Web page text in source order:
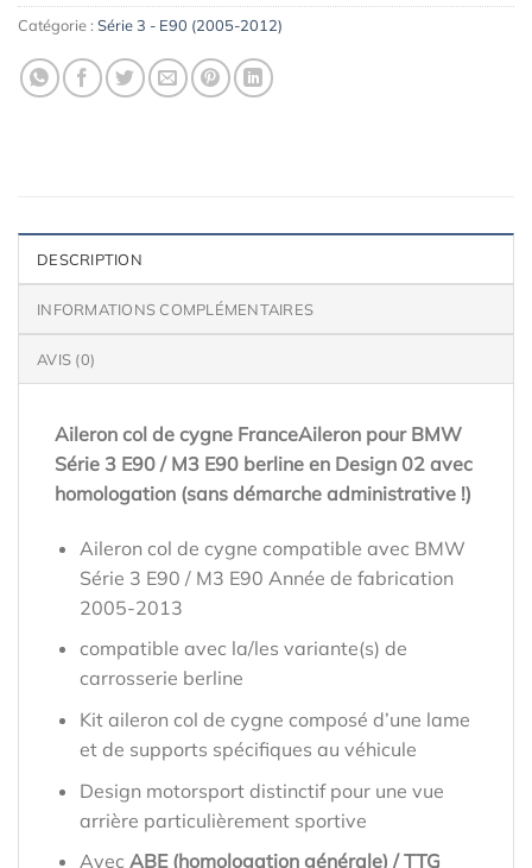
Catégorie : Série 3 - E90 (2005-2012)
DESCRIPTION
INFORMATIONS COMPLÉMENTAIRES
AVIS (0)
Aileron col de cygne FranceAileron pour BMW
Série 3 E90 / M3 E90 berline en Design 02 avec
homologation (sans démarche administrative !)
Aileron col de cygne compatible avec BMW
Série 3 E90 / M3 E90 Année de fabrication
2005-2013
compatible avec la/les variante(s) de
carrosserie berline
Kit aileron col de cygne composé d’une lame
et de supports spécifiques au véhicule
Design motorsport distinctif pour une vue
arrière particulièrement sportive
Avec ABE (homologation générale) / TTG